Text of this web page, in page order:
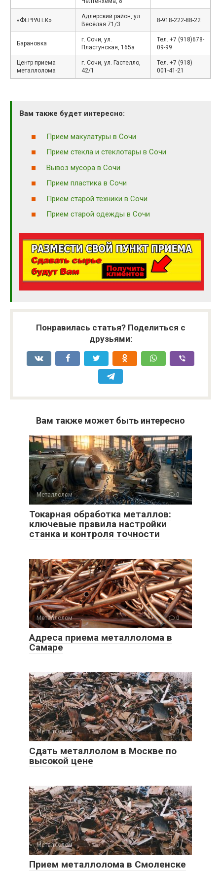
«ФЕРРАТЕК»
Адлерский район, ул.
Весёлая 71/3
8-918-222-88-22
Барановка
г. Сочи, ул.
Пластунская, 165а
Тел. +7 (918)678-
09-99
Центр приема
металлолома
г. Сочи, ул. Гастелло,
42/1
Тел. +7 (918)
001-41-21
Вам также будет интересно:
Прием макулатуры в Сочи
Прием стекла и стеклотары в Сочи
Вывоз мусора в Сочи
Прием пластика в Сочи
Прием старой техники в Сочи
Прием старой одежды в Сочи
Понравилась статья? Поделиться с
друзьями:
Вам также может быть интересно
Металлолом 0
Токарная обработка металлов:
ключевые правила настройки
станка и контроля точности
Металлолом 0
Адреса приема металлолома в
Самаре
Металлолом 0
Сдать металлолом в Москве по
высокой цене
Металлолом 0
Прием металлолома в Смоленске